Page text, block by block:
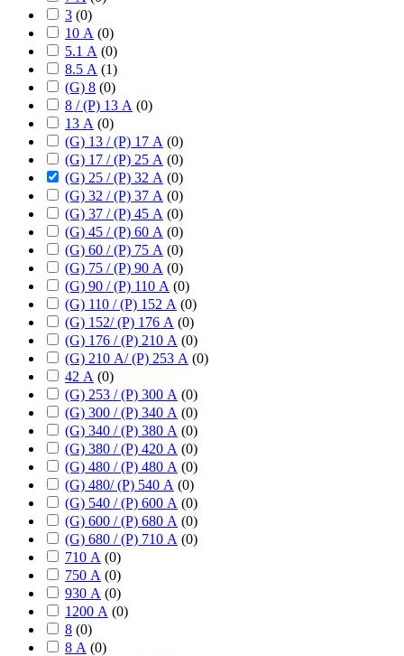
3 (0)
10 А (0)
5.1 А (0)
8.5 А (1)
(G) 8 (0)
8 / (P) 13 А (0)
13 А (0)
(G) 13 / (P) 17 А (0)
(G) 17 / (P) 25 А (0)
(G) 25 / (P) 32 А (0)
(G) 32 / (P) 37 А (0)
(G) 37 / (P) 45 А (0)
(G) 45 / (P) 60 А (0)
(G) 60 / (P) 75 А (0)
(G) 75 / (P) 90 А (0)
(G) 90 / (P) 110 А (0)
(G) 110 / (P) 152 А (0)
(G) 152/ (P) 176 А (0)
(G) 176 / (P) 210 А (0)
(G) 210 А/ (P) 253 А (0)
42 А (0)
(G) 253 / (P) 300 А (0)
(G) 300 / (P) 340 А (0)
(G) 340 / (P) 380 А (0)
(G) 380 / (P) 420 А (0)
(G) 480 / (P) 480 А (0)
(G) 480/ (P) 540 А (0)
(G) 540 / (P) 600 А (0)
(G) 600 / (P) 680 А (0)
(G) 680 / (P) 710 А (0)
710 А (0)
750 А (0)
930 А (0)
1200 А (0)
8 (0)
8 А (0)